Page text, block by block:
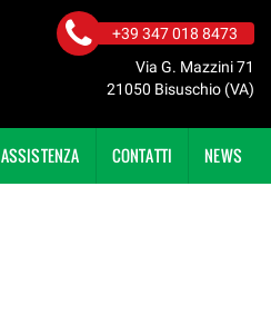
+39 347 018 8473
Via G. Mazzini 71
21050 Bisuschio (VA)
ASSISTENZA CONTATTI NEWS